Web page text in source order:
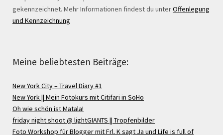
gekennzeichnet. Mehr Informationen findest du unterOffenlegung
und Kennzeichnung
Meine beliebtesten Beiträge:
New York City – Travel Diary #1
New York || Mein Fotokurs mit Citifari in SoHo
Oh wie schön ist Matala!
friday night shoot @ lightGIANTS || Tropfenbilder
Foto Workshop für Blogger mit Frl. K sagt Ja und Life is full of